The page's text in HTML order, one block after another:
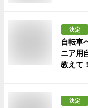
決定
自転車
ニア用
教えて！
決定